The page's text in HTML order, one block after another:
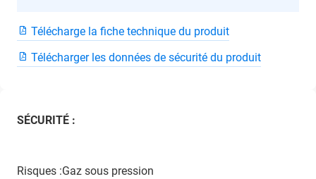
Télécharge la fiche technique du produit
Télécharger les données de sécurité du produit
SÉCURITÉ :
Risques :Gaz sous pression